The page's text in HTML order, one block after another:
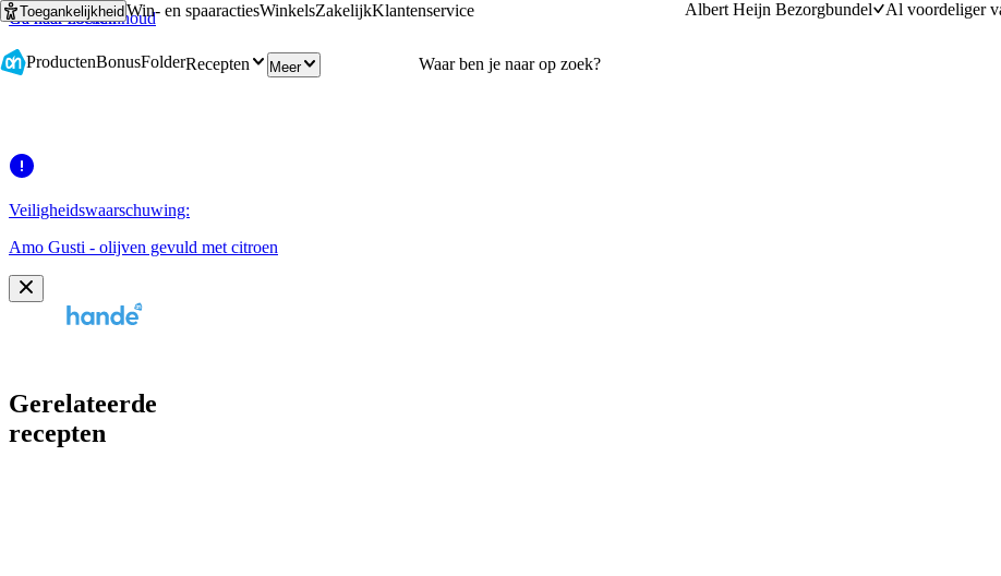
Ga naar hoofdinhoud
Ga naar zoeken
ToegankelijkheidWin- en spaaractiesWinkelsZakelijkKlantenservice Albert Heijn Bezorgbundel Al voordeliger
ProductenBonusFolderRecepten Meer
Veiligheidswaarschuwing:
Amo Gusti - olijven gevuld met citroen
Gerelateerde
recepten